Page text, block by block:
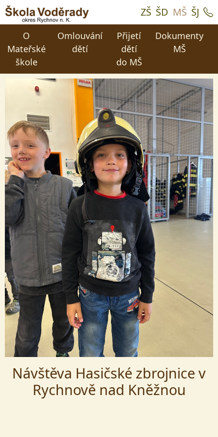
ZŠ ŠD MŠ ŠJ
O
Mateřské
škole
Omlouvání
dětí
Přijetí
dětí
do MŠ
Dokumenty
MŠ
Návštěva Hasičské zbrojnice v
Rychnově nad Kněžnou